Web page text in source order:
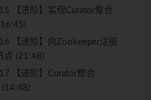
【进阶】实现Curator整合
【进阶】向Zookeeper注册
点 (21:48)
【进阶】Curator整合
(14:48)